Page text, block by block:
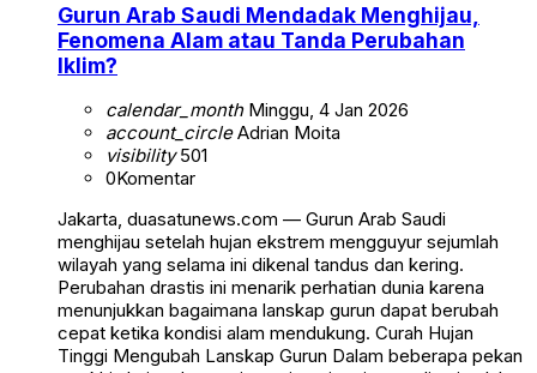
Gurun Arab Saudi Mendadak Menghijau,
Fenomena Alam atau Tanda Perubahan
Iklim?
calendar_monthMinggu, 4 Jan 2026
account_circleAdrian Moita
visibility501
0Komentar
Jakarta, duasatunews.com — Gurun Arab Saudi
menghijau setelah hujan ekstrem mengguyur sejumlah
wilayah yang selama ini dikenal tandus dan kering.
Perubahan drastis ini menarik perhatian dunia karena
menunjukkan bagaimana lanskap gurun dapat berubah
cepat ketika kondisi alam mendukung. Curah Hujan
Tinggi Mengubah Lanskap Gurun Dalam beberapa pekan